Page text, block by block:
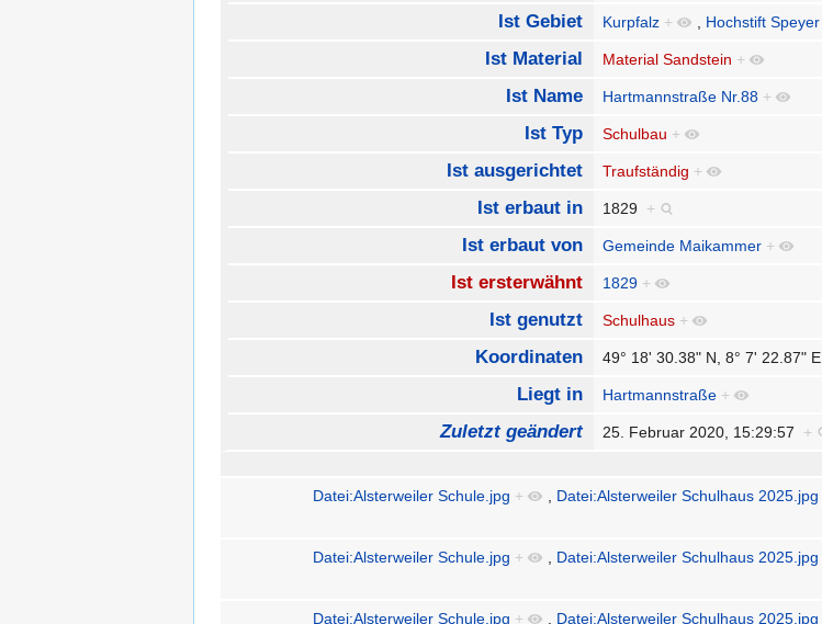
Ist Gebiet Kurpfalz + , Hochstift Speyer
Ist Material Material Sandstein +
Ist Name Hartmannstraße Nr.88 +
Ist Typ Schulbau +
Ist ausgerichtet Traufständig +
Ist erbaut in 1829 +
Ist erbaut von Gemeinde Maikammer +
Ist ersterwähnt 1829 +
Ist genutzt Schulhaus +
Koordinaten 49° 18' 30.38" N, 8° 7' 22.87" E
Liegt in Hartmannstraße +
Zuletzt geändert 25. Februar 2020, 15:29:57 +
Datei:Alsterweiler Schule.jpg + , Datei:Alsterweiler Schulhaus 2025.jpg
Datei:Alsterweiler Schule.jpg + , Datei:Alsterweiler Schulhaus 2025.jpg
Datei:Alsterweiler Schule.jpg + , Datei:Alsterweiler Schulhaus 2025.jpg